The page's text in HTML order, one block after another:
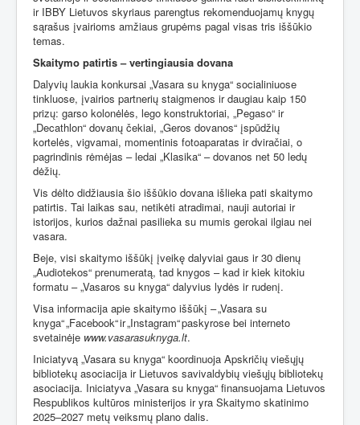
ir IBBY Lietuvos skyriaus parengtus rekomenduojamų knygų
sąrašus įvairioms amžiaus grupėms pagal visas tris iššūkio
temas.
Skaitymo patirtis – vertingiausia dovana
Dalyvių laukia konkursai „Vasara su knyga“ socialiniuose
tinkluose, įvairios partnerių staigmenos ir daugiau kaip 150
prizų: garso kolonėlės, lego konstruktoriai, „Pegaso“ ir
„Decathlon“ dovanų čekiai, „Geros dovanos“ įspūdžių
kortelės, vigvamai, momentinis fotoaparatas ir dviračiai, o
pagrindinis rėmėjas – ledai „Klasika“ – dovanos net 50 ledų
dėžių.
Vis dėlto didžiausia šio iššūkio dovana išlieka pati skaitymo
patirtis. Tai laikas sau, netikėti atradimai, nauji autoriai ir
istorijos, kurios dažnai pasilieka su mumis gerokai ilgiau nei
vasara.
Beje, visi skaitymo iššūkį įveikę dalyviai gaus ir 30 dienų
„Audiotekos“ prenumeratą, tad knygos – kad ir kiek kitokiu
formatu – „Vasaros su knyga“ dalyvius lydės ir rudenį.
Visa informacija apie skaitymo iššūkį – „Vasara su
knyga“ „Facebook“ ir „Instagram“ paskyrose bei interneto
svetainėje www.vasarasuknyga.lt.
Iniciatyvą „Vasara su knyga“ koordinuoja Apskričių viešųjų
bibliotekų asociacija ir Lietuvos savivaldybių viešųjų bibliotekų
asociacija. Iniciatyva „Vasara su knyga“ finansuojama Lietuvos
Respublikos kultūros ministerijos ir yra Skaitymo skatinimo
2025–2027 metų veiksmų plano dalis.